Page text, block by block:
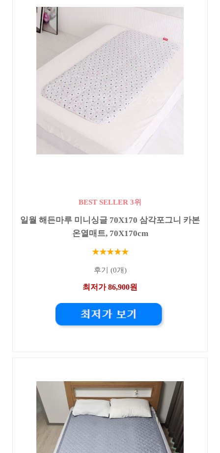
BEST SELLER 3위
일월 해든마루 미니싱글 70X170 삼각포그니 카본
온열매트, 70X170cm
★★★★★
후기 (0개)
최저가 86,900원